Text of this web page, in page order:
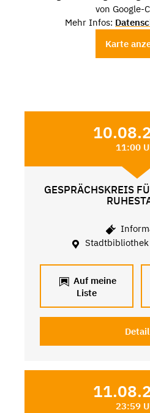
von Google-
Mehr Infos:
Karte
11:00
GESPRÄCHSKREIS
Auf meine
Liste
Detail
23:59